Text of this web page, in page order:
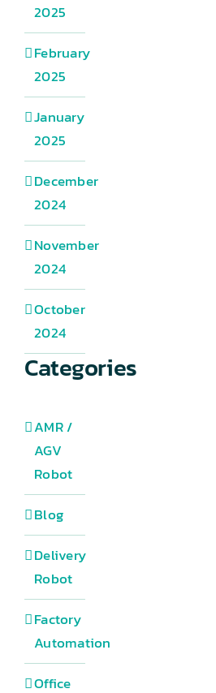
2025
February
2025
January
2025
December
2024
November
2024
October
2024
Categories
AMR /
AGV
Robot
Blog
Delivery
Robot
Factory
Automation
Office